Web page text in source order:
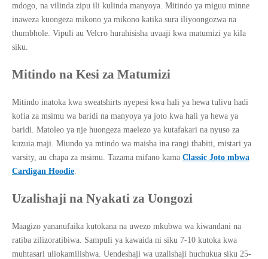
mdogo, na vilinda zipu ili kulinda manyoya. Mitindo ya miguu minne
inaweza kuongeza mikono ya mikono katika sura iliyoongozwa na
thumbhole. Vipuli au Velcro hurahisisha uvaaji kwa matumizi ya kila
siku.
Mitindo na Kesi za Matumizi
Mitindo inatoka kwa sweatshirts nyepesi kwa hali ya hewa tulivu hadi
kofia za msimu wa baridi na manyoya ya joto kwa hali ya hewa ya
baridi. Matoleo ya nje huongeza maelezo ya kutafakari na nyuso za
kuzuia maji. Miundo ya mtindo wa maisha ina rangi thabiti, mistari ya
varsity, au chapa za msimu. Tazama mifano kama Classic Joto mbwa
Cardigan Hoodie
Uzalishaji na Nyakati za Uongozi
Maagizo yananufaika kutokana na uwezo mkubwa wa kiwandani na
ratiba zilizoratibiwa. Sampuli ya kawaida ni siku 7-10 kutoka kwa
muhtasari uliokamilishwa. Uendeshaji wa uzalishaji huchukua siku 25-